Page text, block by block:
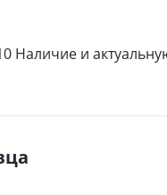
Наличие и